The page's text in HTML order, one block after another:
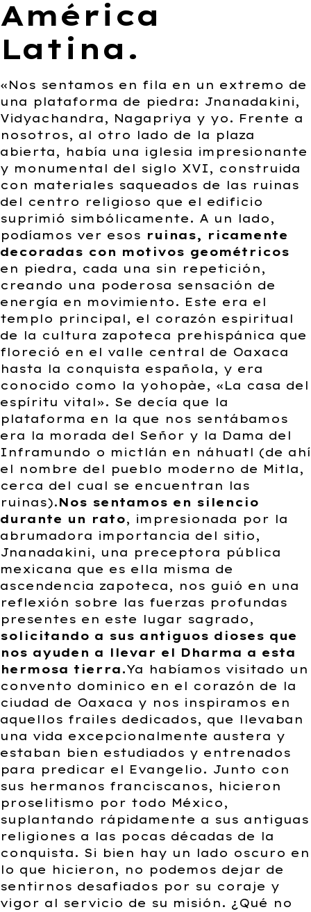
América
Latina.
«Nos sentamos en fila en un extremo de
una plataforma de piedra: Jnanadakini,
Vidyachandra, Nagapriya y yo. Frente a
nosotros, al otro lado de la plaza
abierta, había una iglesia impresionante
y monumental del siglo XVI, construida
con materiales saqueados de las ruinas
del centro religioso que el edificio
suprimió simbólicamente. A un lado,
podíamos ver esos ruinas, ricamente
decoradas con motivos geométricos
en piedra, cada una sin repetición,
creando una poderosa sensación de
energía en movimiento. Este era el
templo principal, el corazón espiritual
de la cultura zapoteca prehispánica que
floreció en el valle central de Oaxaca
hasta la conquista española, y era
conocido como la yohopàe, «La casa del
espíritu vital». Se decía que la
plataforma en la que nos sentábamos
era la morada del Señor y la Dama del
Inframundo o mictlán en náhuatl (de ahí
el nombre del pueblo moderno de Mitla,
cerca del cual se encuentran las
ruinas). Nos sentamos en silencio
durante un rato, impresionada por la
abrumadora importancia del sitio,
Jnanadakini, una preceptora pública
mexicana que es ella misma de
ascendencia zapoteca, nos guió en una
reflexión sobre las fuerzas profundas
presentes en este lugar sagrado,
solicitando a sus antiguos dioses que
nos ayuden a llevar el Dharma a esta
hermosa tierra.Ya habíamos visitado un
convento dominico en el corazón de la
ciudad de Oaxaca y nos inspiramos en
aquellos frailes dedicados, que llevaban
una vida excepcionalmente austera y
estaban bien estudiados y entrenados
para predicar el Evangelio. Junto con
sus hermanos franciscanos, hicieron
proselitismo por todo México,
suplantando rápidamente a sus antiguas
religiones a las pocas décadas de la
conquista. Si bien hay un lado oscuro en
lo que hicieron, no podemos dejar de
sentirnos desafiados por su coraje y
vigor al servicio de su misión. ¿Qué no